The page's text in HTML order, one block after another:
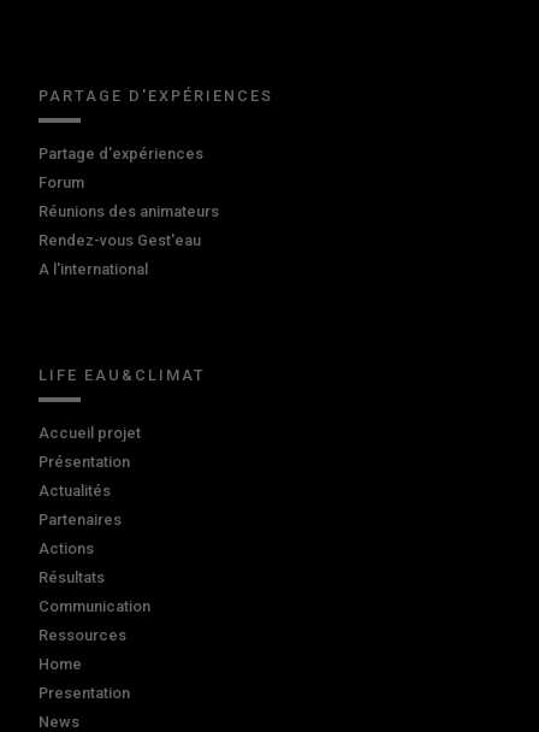
PARTAGE D'EXPÉRIENCES
Partage d'expériences
Forum
Réunions des animateurs
Rendez-vous Gest'eau
A l'international
LIFE EAU&CLIMAT
Accueil projet
Présentation
Actualités
Partenaires
Actions
Résultats
Communication
Ressources
Home
Presentation
News